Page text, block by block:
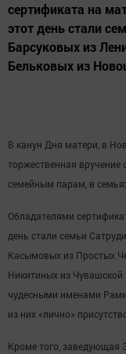
сертификата на
этот день стали
Барсуковых из
Бельковых из
В канун Дня матери, в
торжественная вручение
семейным парам, в
Обладателями
день стали семьи
Касымовых из Простых
Никитиных из Чувашской
чудесными именами
из них «лично»
Кроме того, заведующая